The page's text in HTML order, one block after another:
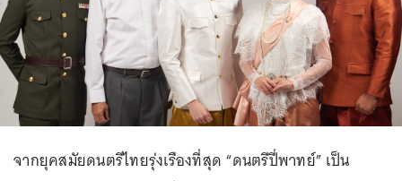
จากยุคสมัยดนตรีไทยรุ่งเรืองที่สุด “ดนตรีปี่พาทย์” เป็น